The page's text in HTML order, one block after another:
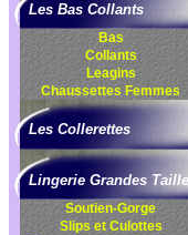
Les Bas Collants
Bas
Collants
Leagins
Chaussettes Femmes
Les Collerettes
Lingerie Grandes
Soutien-Gorge
Slips et Culottes